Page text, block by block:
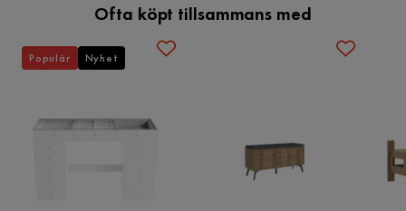
Ofta köpt tillsammans med
Populär Nyhet